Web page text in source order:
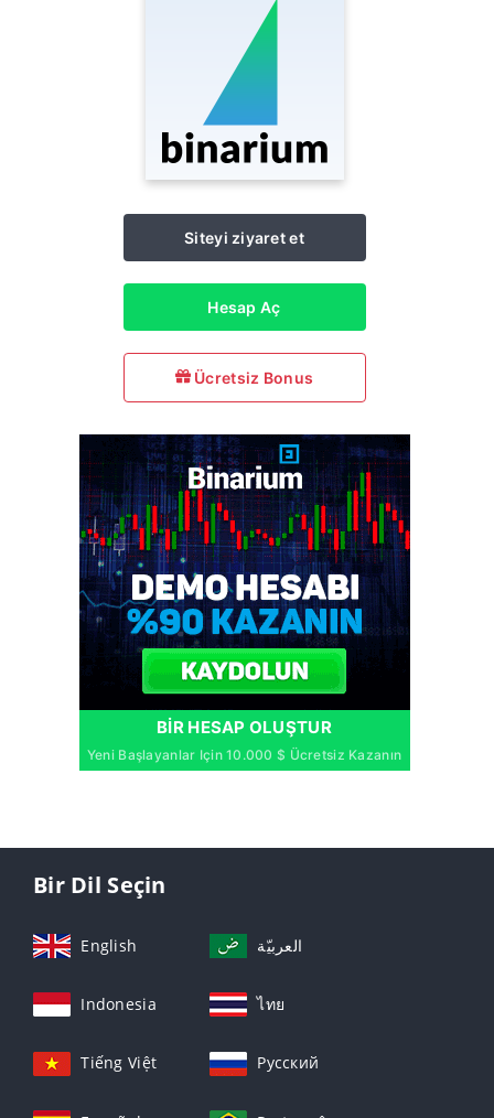
Siteyi ziyaret et
Hesap Aç
Ücretsiz Bonus
BIR HESAP OLUŞTUR
Yeni Başlayanlar Için 10.000 $ Ücretsiz Kazanın
Bir Dil Seçin
English العربيّة
Indonesia ไทย
Tiếng Việt Русский